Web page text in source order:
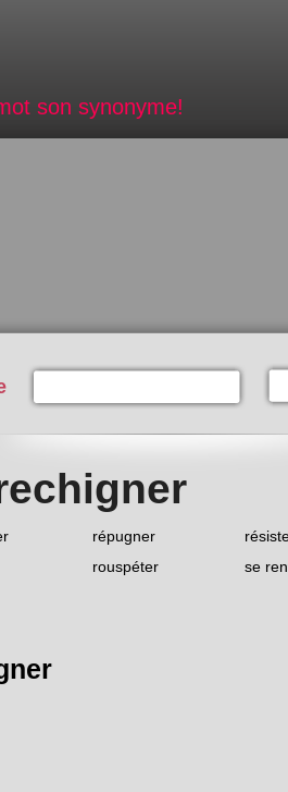
son synonyme!
répugner
rouspéter se